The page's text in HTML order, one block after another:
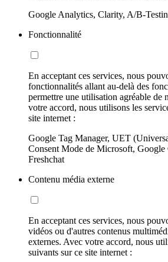
Google Analytics, Clarity, A/B-
Fonctionnalité
En acceptant ces services, nous
fonctionnalités allant au-delà des
permettre une utilisation agréable de
votre accord, nous utilisons les
site internet :
Google Tag Manager, UET
Consent Mode de Microsoft,
Freshchat
Contenu média externe
En acceptant ces services, nous
vidéos ou d'autres contenus
externes. Avec votre accord, nous
suivants sur ce site internet :